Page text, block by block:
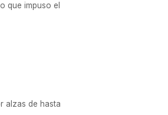
que impuso el
alzas de hasta